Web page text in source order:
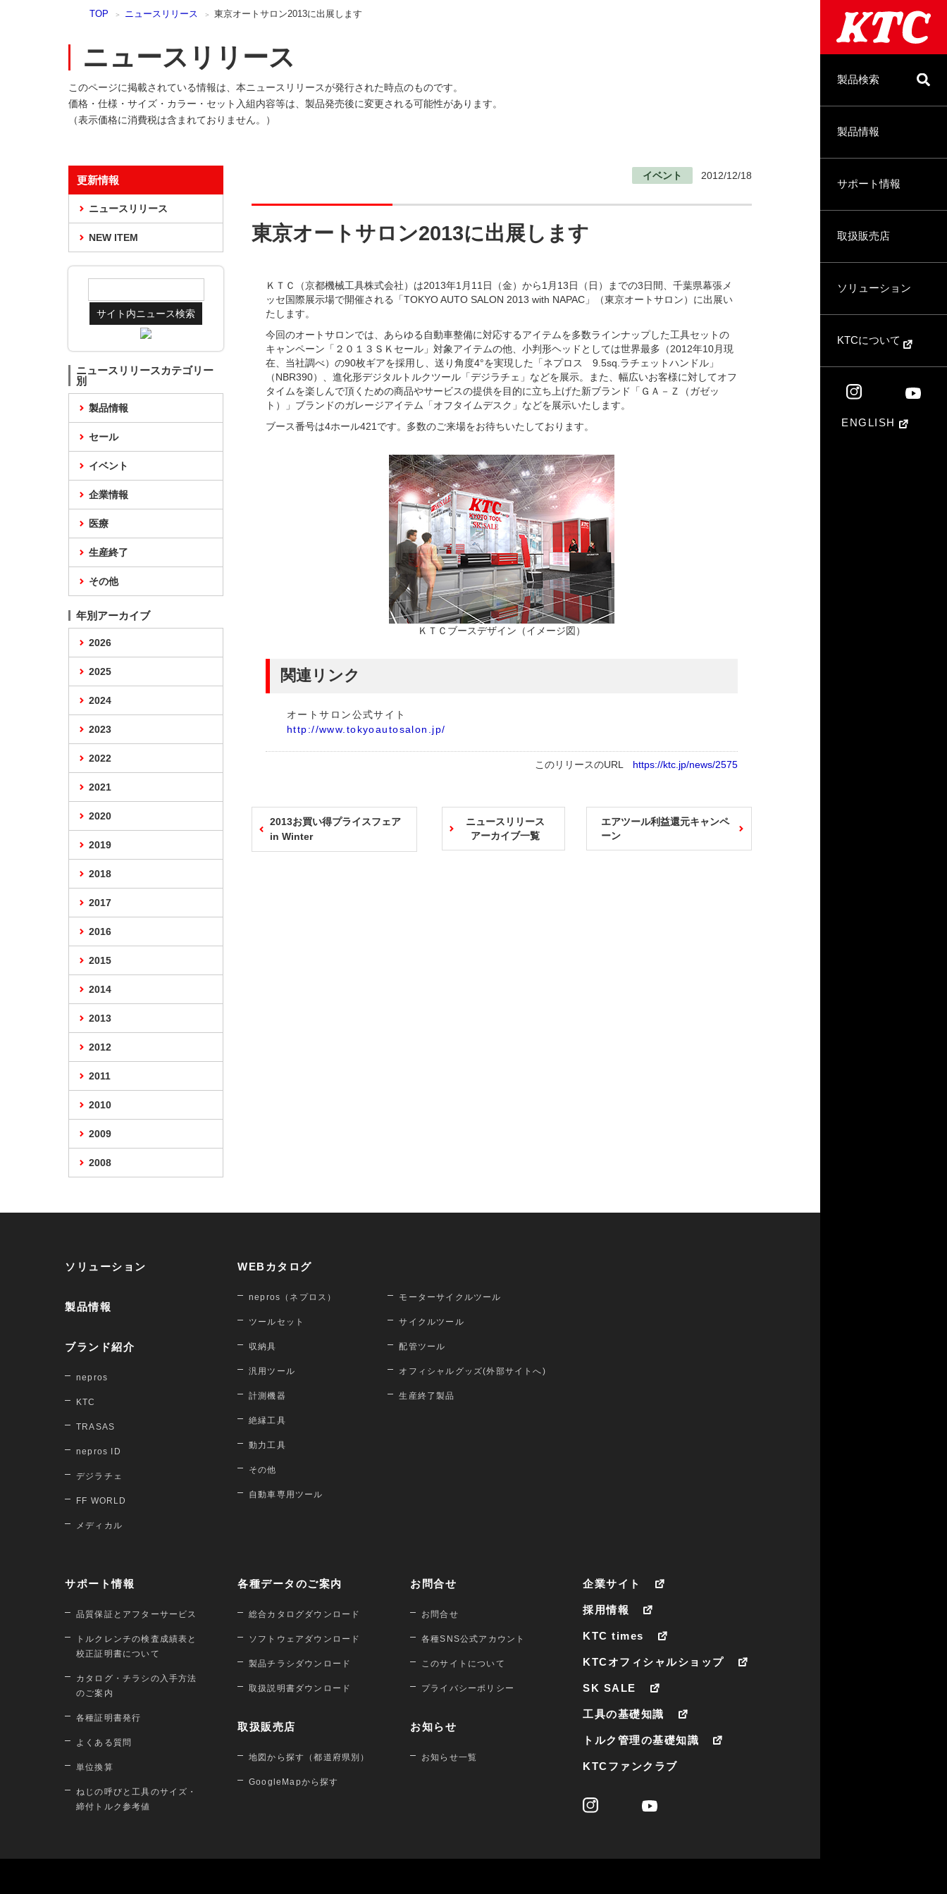
製品検索
製品情報
サポート情報
取扱販売店
ソリューション
KTCについて
ENGLISH
TOP ニュースリリース 東京オートサロン2013に出展します
ニュースリリース
このページに掲載されている情報は、本ニュースリリースが発行された時点のものです。
価格・仕様・サイズ・カラー・セット入組内容等は、製品発売後に変更される可能性があります。
（表示価格に消費税は含まれておりません。）
イベント 2012/12/18
東京オートサロン2013に出展します
ＫＴＣ（京都機械工具株式会社）は2013年1月11日（金）から1月13日（日）までの3日間、千葉県幕張メ
ッセ国際展示場で開催される「TOKYO AUTO SALON 2013 with NAPAC」（東京オートサロン）に出展い
たします。
今回のオートサロンでは、あらゆる自動車整備に対応するアイテムを多数ラインナップした工具セットの
キャンペーン「２０１３ＳＫセール」対象アイテムの他、小判形ヘッドとしては世界最多（2012年10月現
在、当社調べ）の90枚ギアを採用し、送り角度4°を実現した「ネプロス 9.5sq.ラチェットハンドル」
（NBR390）、進化形デジタルトルクツール「デジラチェ」などを展示。また、幅広いお客様に対してオフ
タイムを楽しんで頂くための商品やサービスの提供を目的に立ち上げた新ブランド「ＧＡ－Ｚ（ガゼッ
ト）」ブランドのガレージアイテム「オフタイムデスク」などを展示いたします。
ブース番号は4ホール421です。多数のご来場をお待ちいたしております。
ＫＴＣブースデザイン（イメージ図）
関連リンク
オートサロン公式サイト
http://www.tokyoautosalon.jp/
このリリースのURL https://ktc.jp/news/2575
2013お買い得プライスフェア
in Winter
ニュースリリース
アーカイブ一覧
エアツール利益還元キャンペ
ーン
更新情報
ニュースリリース
NEW ITEM
ニュースリリースカテゴリー
別
製品情報
セール
イベント
企業情報
医療
生産終了
その他
年別アーカイブ
2026
2025
2024
2023
2022
2021
2020
2019
2018
2017
2016
2015
2014
2013
2012
2011
2010
2009
2008
ソリューション
製品情報
ブランド紹介
nepros
KTC
TRASAS
nepros ID
デジラチェ
FF WORLD
メディカル
WEBカタログ
nepros（ネプロス）
ツールセット
収納具
汎用ツール
計測機器
絶縁工具
動力工具
その他
自動車専用ツール
モーターサイクルツール
サイクルツール
配管ツール
オフィシャルグッズ(外部サイトへ)
生産終了製品
サポート情報
品質保証とアフターサービス
トルクレンチの検査成績表と
校正証明書について
カタログ・チラシの入手方法
のご案内
各種証明書発行
よくある質問
単位換算
ねじの呼びと工具のサイズ・
締付トルク参考値
各種データのご案内
総合カタログダウンロード
ソフトウェアダウンロード
製品チラシダウンロード
取扱説明書ダウンロード
取扱販売店
地図から探す（都道府県別）
GoogleMapから探す
お問合せ
お問合せ
各種SNS公式アカウント
このサイトについて
プライバシーポリシー
お知らせ
お知らせ一覧
企業サイト
採用情報
KTC times
KTCオフィシャルショップ
SK SALE
工具の基礎知識
トルク管理の基礎知識
KTCファンクラブ